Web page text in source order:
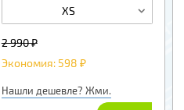
XS
2 990 ₽
Экономия: 598 ₽
Нашли дешевле? Жми.